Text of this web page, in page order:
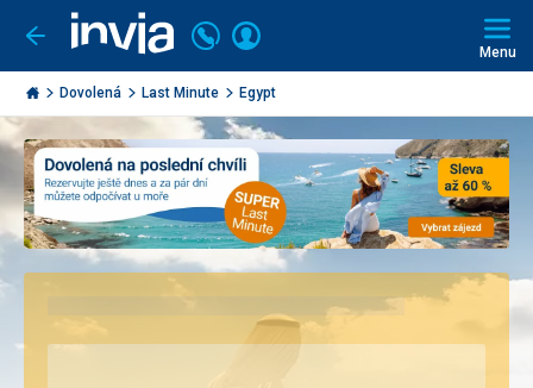
Jít
zpět
Invia.cz
Volejte
226
000
290
Přihlásit
Menu
Dovolená Last Minute Egypt